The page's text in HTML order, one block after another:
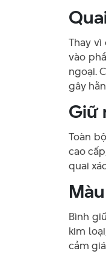
Thay
vào
ngoại.
gây
Giữ
Toàn
cao
quai
Bình
kim
cảm